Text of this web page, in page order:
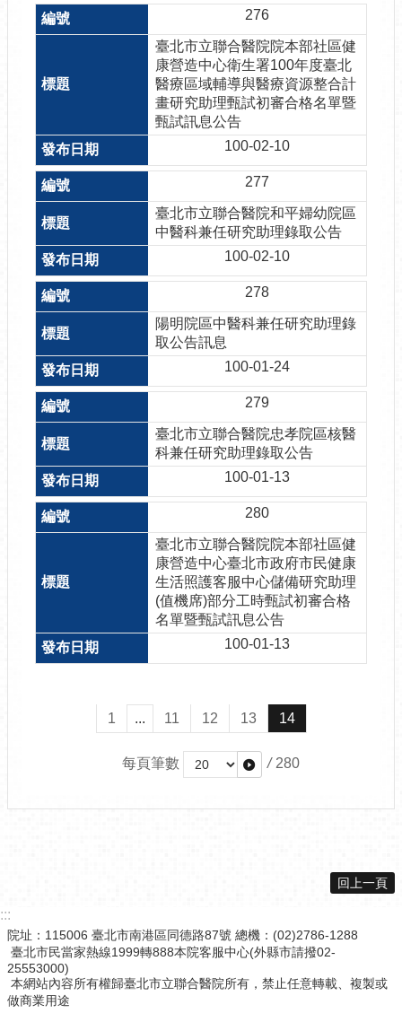
276
臺北市立聯合醫院院本部社區健
康營造中心衛生署100年度臺北
醫療區域輔導與醫療資源整合計
畫研究助理甄試初審合格名單暨
甄試訊息公告
100-02-10
277
臺北市立聯合醫院和平婦幼院區
中醫科兼任研究助理錄取公告
100-02-10
278
陽明院區中醫科兼任研究助理錄
取公告訊息
100-01-24
279
臺北市立聯合醫院忠孝院區核醫
科兼任研究助理錄取公告
100-01-13
280
臺北市立聯合醫院院本部社區健
康營造中心臺北市政府市民健康
生活照護客服中心儲備研究助理
(值機席)部分工時甄試初審合格
名單暨甄試訊息公告
100-01-13
1 ... 11 12 13 14
每頁筆數 / 280
回上一頁
:::
院址：115006 臺北市南港區同德路87號 總機：(02)2786-1288
臺北市民當家熱線1999轉888本院客服中心(外縣市請撥02-
25553000)
本網站內容所有權歸臺北市立聯合醫院所有，禁止任意轉載、複製或
做商業用途